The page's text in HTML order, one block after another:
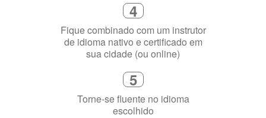
3
Diga-nos exatamente por que você
precisa aprender a língua
4
Fique combinado com um instrutor
de idioma nativo e certificado em
sua cidade (ou online)